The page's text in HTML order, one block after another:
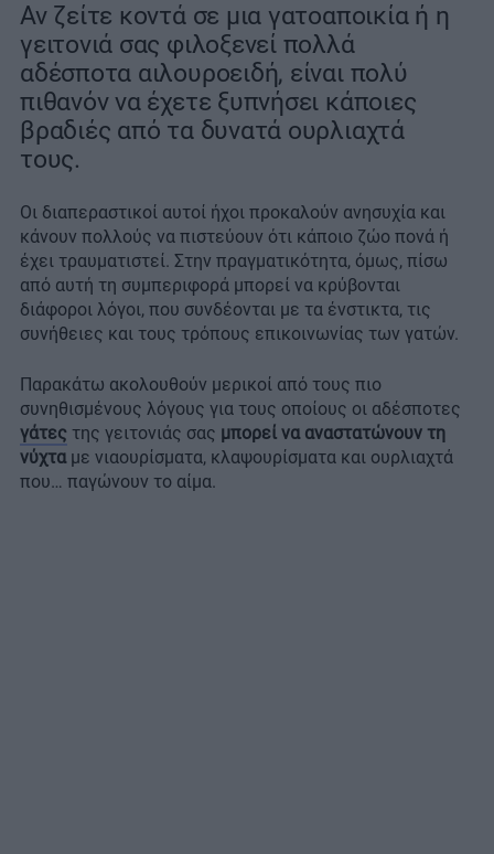
Αν ζείτε κοντά σε μια γατοαποικία ή η
γειτονιά σας φιλοξενεί πολλά
αδέσποτα αιλουροειδή, είναι πολύ
πιθανόν να έχετε ξυπνήσει κάποιες
βραδιές από τα δυνατά ουρλιαχτά
τους.
Οι διαπεραστικοί αυτοί ήχοι προκαλούν ανησυχία και
κάνουν πολλούς να πιστεύουν ότι κάποιο ζώο πονά ή
έχει τραυματιστεί. Στην πραγματικότητα, όμως, πίσω
από αυτή τη συμπεριφορά μπορεί να κρύβονται
διάφοροι λόγοι, που συνδέονται με τα ένστικτα, τις
συνήθειες και τους τρόπους επικοινωνίας των γατών.
Παρακάτω ακολουθούν μερικοί από τους πιο
συνηθισμένους λόγους για τους οποίους οι αδέσποτες
γάτες της γειτονιάς σας μπορεί να αναστατώνουν τη
νύχτα με νιαουρίσματα, κλαψουρίσματα και ουρλιαχτά
που… παγώνουν το αίμα.